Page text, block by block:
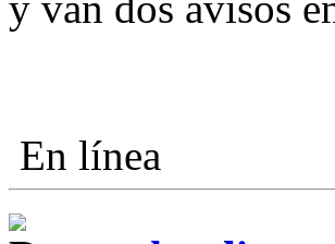
En línea